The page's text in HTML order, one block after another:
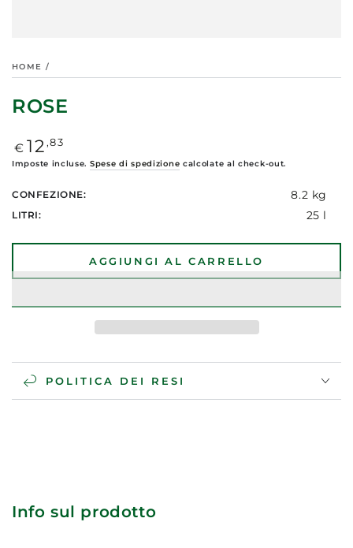
HOME /
ROSE
Prezzo
regolare
€ 12 ,83
Imposte incluse. Spese di spedizione calcolate al check-out.
CONFEZIONE: 8.2 kg
LITRI: 25 l
AGGIUNGI AL CARRELLO
POLITICA DEI RESI
Info sul prodotto